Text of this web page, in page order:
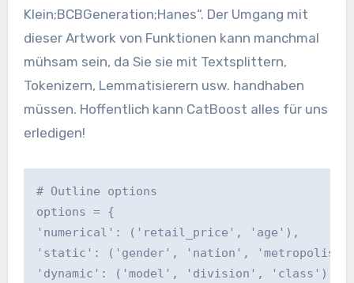
Klein;BCBGeneration;Hanes“. Der Umgang mit
dieser Artwork von Funktionen kann manchmal
mühsam sein, da Sie sie mit Textsplittern,
Tokenizern, Lemmatisierern usw. handhaben
müssen. Hoffentlich kann CatBoost alles für uns
erledigen!
# Outline options
options = {
'numerical': ('retail_price', 'age'),
'static': ('gender', 'nation',
'dynamic': ('model', 'division', 'class')